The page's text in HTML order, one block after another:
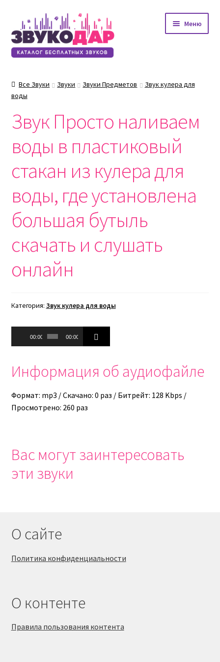
Перейти
к
навигации
Перейти
к
содержимому
Меню
Все Звуки Звуки Звуки Предметов
Звук кулера для
воды
Звук Просто наливаем
воды в пластиковый
стакан из кулера для
воды, где установлена
большая бутыль
скачать и слушать
онлайн
Категория: Звук кулера для воды
Аудиоплеер
00:00 00:00
Информация об аудиофайле
Формат: mp3 / Скачано: 0 раз / Битрейт: 128 Kbps /
Просмотрено: 260 раз
Вас могут заинтересовать
эти звуки
О сайте
Политика конфиденциальности
О контенте
Правила пользования контента